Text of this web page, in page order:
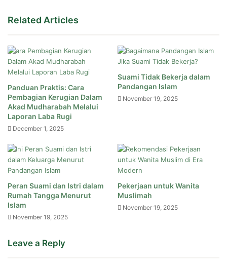
Related Articles
Panduan Praktis: Cara
Pembagian Kerugian Dalam
Akad Mudharabah Melalui
Laporan Laba Rugi
December 1, 2025
Suami Tidak Bekerja dalam
Pandangan Islam
November 19, 2025
Peran Suami dan Istri dalam
Rumah Tangga Menurut
Islam
November 19, 2025
Pekerjaan untuk Wanita
Muslimah
November 19, 2025
Leave a Reply